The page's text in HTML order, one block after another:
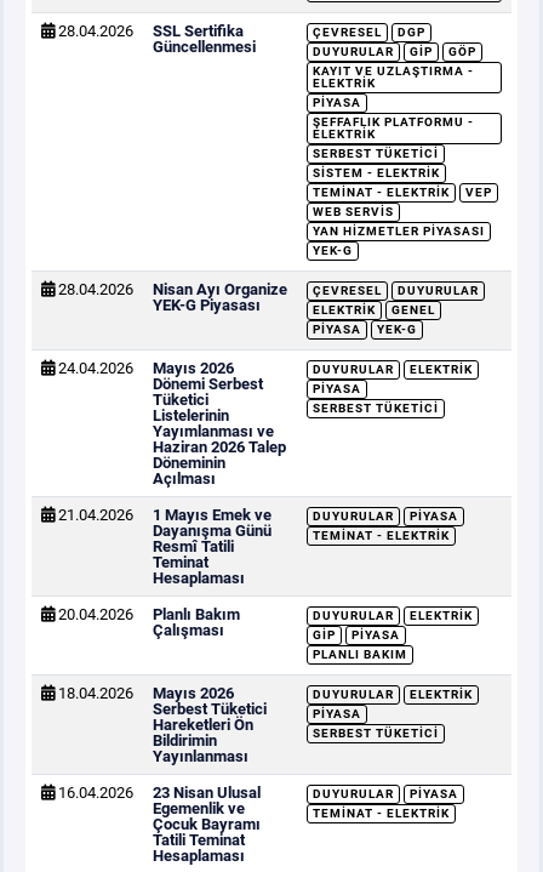
28.04.2026
SSL Sertifika
Güncellenmesi
ÇEVRESEL
DGP
DUYURULAR
GİP
GÖP
KAYIT VE UZLAŞTIRMA -
ELEKTRIK
PIYASA
ŞEFFAFLIK PLATFORMU -
ELEKTRIK
SERBEST TÜKETICI
SISTEM - ELEKTRIK
TEMINAT - ELEKTRIK
VEP
WEB SERVIS
YAN HIZMETLER PIYASASI
YEK-G
28.04.2026
Nisan Ayı Organize
YEK-G Piyasası
ÇEVRESEL
DUYURULAR
ELEKTRIK
GENEL
PIYASA
YEK-G
24.04.2026
Mayıs 2026
Dönemi Serbest
Tüketici
Listelerinin
Yayımlanması ve
Haziran 2026 Talep
Döneminin
Açılması
DUYURULAR
ELEKTRIK
PIYASA
SERBEST TÜKETICI
21.04.2026
1 Mayıs Emek ve
Dayanışma Günü
Resmî Tatili
Teminat
Hesaplaması
DUYURULAR
PIYASA
TEMINAT - ELEKTRIK
20.04.2026
Planlı Bakım
Çalışması
DUYURULAR
ELEKTRIK
GİP
PIYASA
PLANLI BAKIM
18.04.2026
Mayıs 2026
Serbest Tüketici
Hareketleri Ön
Bildirimin
Yayınlanması
DUYURULAR
ELEKTRIK
PIYASA
SERBEST TÜKETICI
16.04.2026
23 Nisan Ulusal
Egemenlik ve
Çocuk Bayramı
Tatili Teminat
Hesaplaması
DUYURULAR
PIYASA
TEMINAT - ELEKTRIK